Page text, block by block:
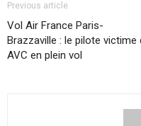
Previous article
Vol Air France Paris-
Brazzaville : le pilote victime
AVC en plein vol